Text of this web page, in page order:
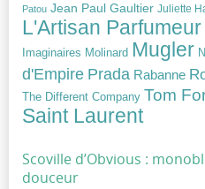
Patou Jean Paul Gaultier Juliette
L'Artisan Parfumeur
Imaginaires Molinard Mugler
d'Empire Prada Rabanne
The Different Company Tom
Saint Laurent
Scoville d’Obvious :
douceur